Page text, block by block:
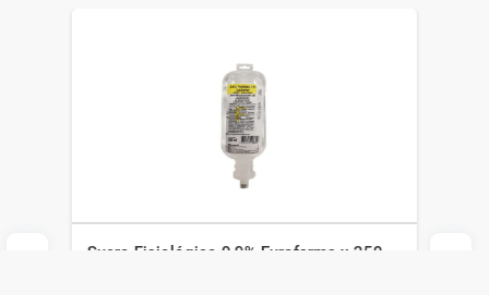
Suero Fisiológico 0,9% Eurofarma x 250